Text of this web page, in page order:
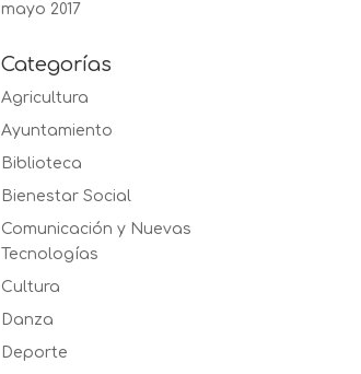
mayo 2017
Categorías
Agricultura
Ayuntamiento
Biblioteca
Bienestar Social
Comunicación y Nuevas
Tecnologías
Cultura
Danza
Deporte